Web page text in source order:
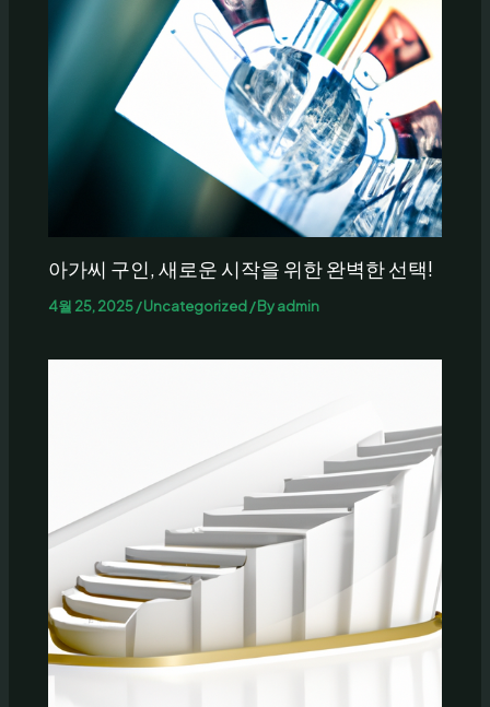
아가씨 구인, 새로운 시작을 위한 완벽한 선택!
4월 25, 2025/Uncategorized/ Byadmin